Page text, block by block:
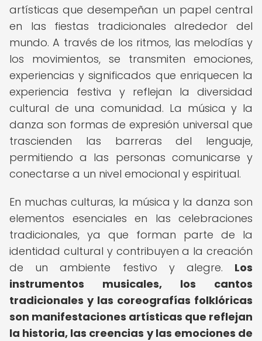
artísticas que desempeñan un papel central
en las fiestas tradicionales alrededor del
mundo. A través de los ritmos, las melodías y
los movimientos, se transmiten emociones,
experiencias y significados que enriquecen la
experiencia festiva y reflejan la diversidad
cultural de una comunidad. La música y la
danza son formas de expresión universal que
trascienden las barreras del lenguaje,
permitiendo a las personas comunicarse y
conectarse a un nivel emocional y espiritual.
En muchas culturas, la música y la danza son
elementos esenciales en las celebraciones
tradicionales, ya que forman parte de la
identidad cultural y contribuyen a la creación
de un ambiente festivo y alegre. Los
instrumentos musicales, los cantos
tradicionales y las coreografías folklóricas
son manifestaciones artísticas que reflejan
la historia, las creencias y las emociones de